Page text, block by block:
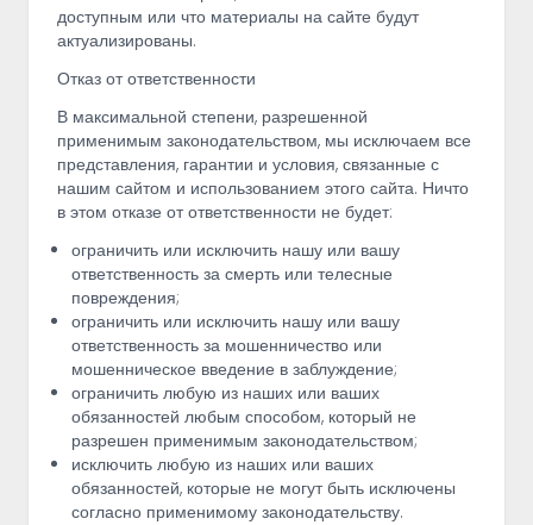
доступным или что материалы на сайте будут
актуализированы.
Отказ от ответственности
В максимальной степени, разрешенной
применимым законодательством, мы исключаем все
представления, гарантии и условия, связанные с
нашим сайтом и использованием этого сайта. Ничто
в этом отказе от ответственности не будет:
ограничить или исключить нашу или вашу
ответственность за смерть или телесные
повреждения;
ограничить или исключить нашу или вашу
ответственность за мошенничество или
мошенническое введение в заблуждение;
ограничить любую из наших или ваших
обязанностей любым способом, который не
разрешен применимым законодательством;
исключить любую из наших или ваших
обязанностей, которые не могут быть исключены
согласно применимому законодательству.